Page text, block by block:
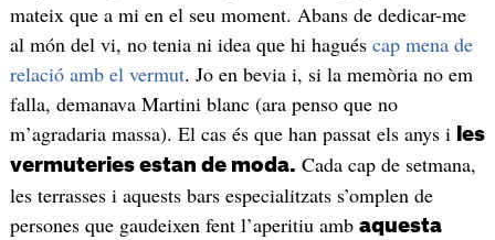
mateix que a mi en el seu moment. Abans de dedicar-me
al món del vi, no tenia ni idea que hi hagués cap mena de
relació amb el vermut. Jo en bevia i, si la memòria no em
falla, demanava Martini blanc (ara penso que no
m’agradaria massa). El cas és que han passat els anys i les
vermuteries estan de moda. Cada cap de setmana,
les terrasses i aquests bars especialitzats s’omplen de
persones que gaudeixen fent l’aperitiu amb aquesta